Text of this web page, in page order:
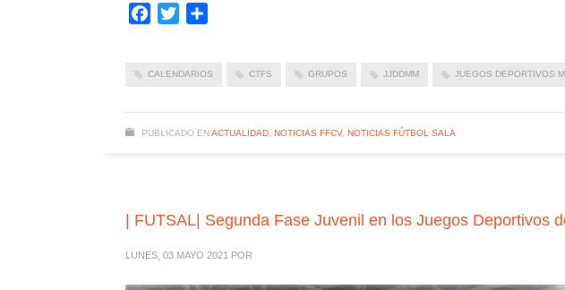
Facebook
Twitter
CALENDARIOS CTFS GRUPOS JJDDMM JUEGOS DEPORTIVOS
PUBLICADO EN ACTUALIDAD, NOTICIAS FFCV, NOTICIAS FÚTBOL SALA
| FUTSAL| Segunda Fase Juvenil en los Juegos Deportivos
LUNES, 03 MAYO 2021 POR